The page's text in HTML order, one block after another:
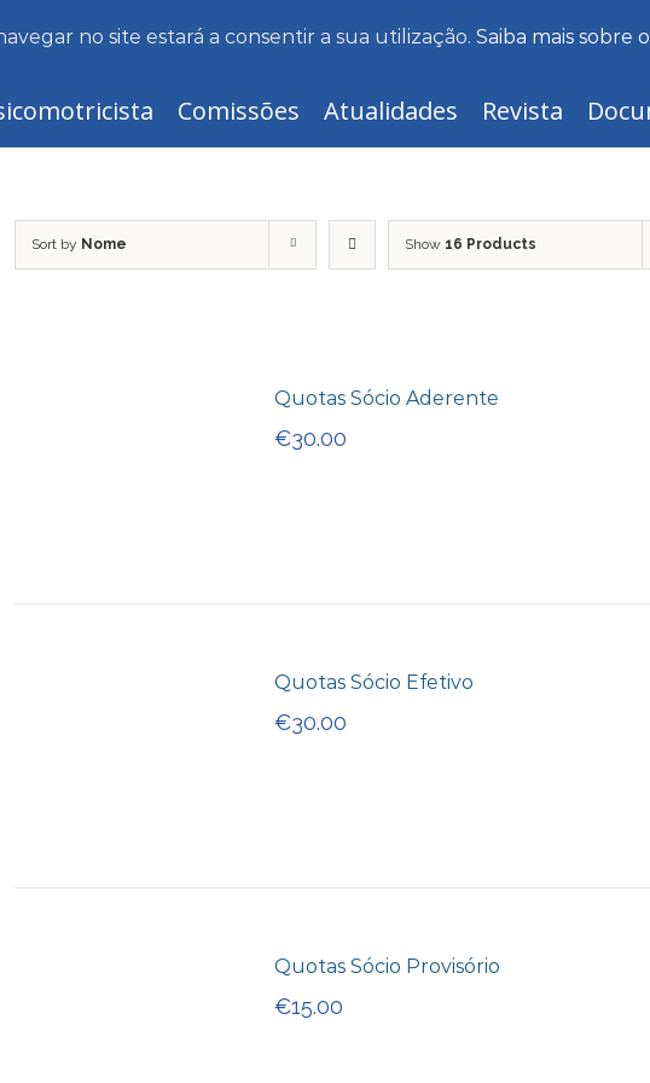
Comissões Atualidades Revista
Sort by Nome Show 16 Products
Quotas Sócio Aderente
€30.00
Quotas Sócio Efetivo
€30.00
Quotas Sócio Provisório
€15.00
no site estará a consentir a sua utilização. Saiba mais sobre